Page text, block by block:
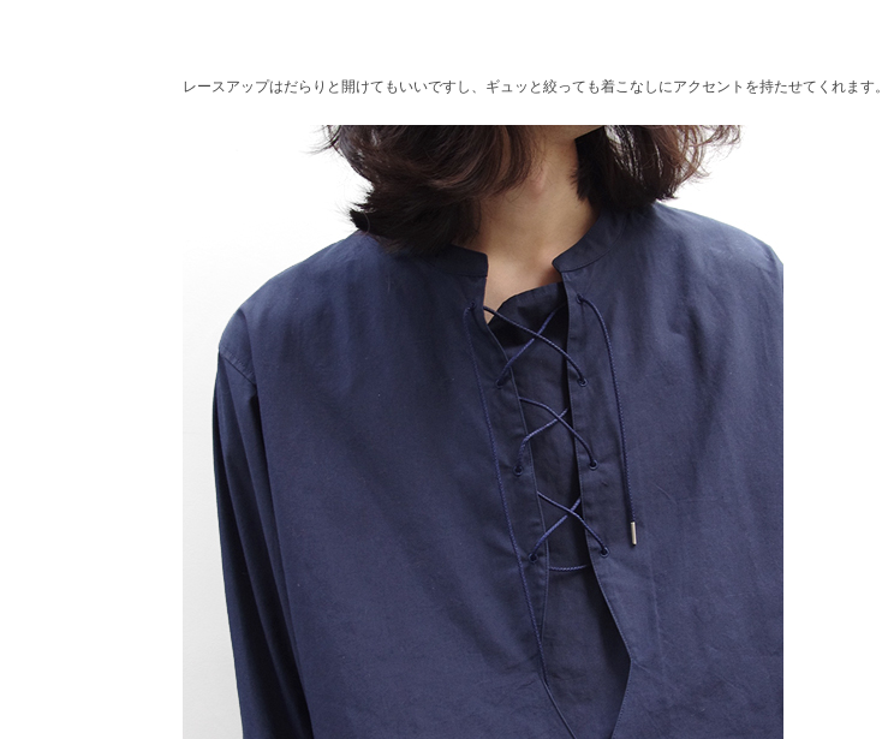
レースアップはだらりと開けてもいいですし、ギュッと絞っても着こなしにアクセントを持たせてくれます。